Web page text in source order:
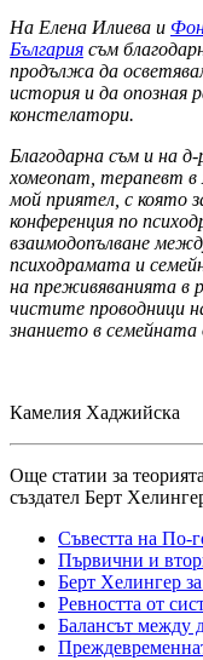
На Елена Илиева и
България съм
продължа да
история и да
констелатори.
Благодарна съм и на
хомеопат, терапевт в
мой приятел, с която
конференция по
взаимодопълване
психодрамата и
на преживяванията в
чистите проводници
знанието в семейната
Камелия Хаджийска
Още статии за
създател Берт
Съвестта на По-
Първични и
Берт Хелингер
Ревността от
Балансът между